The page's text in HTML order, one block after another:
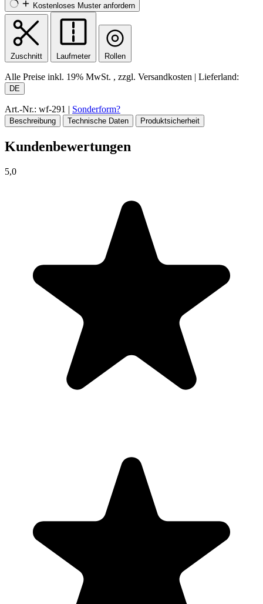
Kostenloses Muster anfordern
Zuschnitt Laufmeter Rollen
Alle Preise inkl. 19% MwSt. , zzgl. Versandkosten | Lieferland:
DE
Art.-Nr.: wf-291 | Sonderform?
Beschreibung Technische Daten Produktsicherheit
Kundenbewertungen
5,0